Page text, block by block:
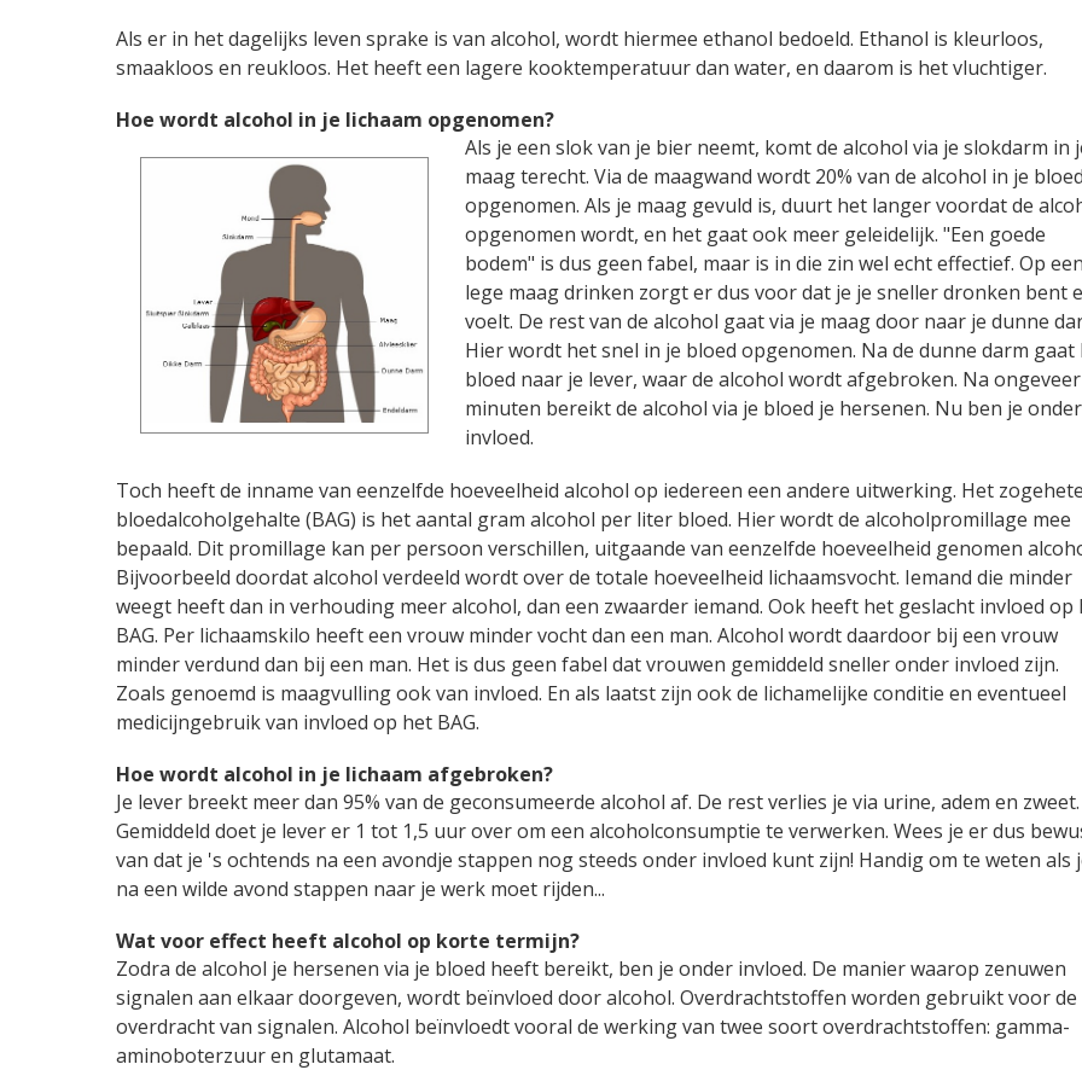
Als er in het dagelijks leven sprake is van alcohol, wordt hiermee ethanol bedoeld. Ethanol is kleurloos,
smaakloos en reukloos. Het heeft een lagere kooktemperatuur dan water, en daarom is het vluchtiger.
Hoe wordt alcohol in je lichaam opgenomen?
Als je een slok van je bier neemt, komt de alcohol via je slokdarm in
maag terecht. Via de maagwand wordt 20% van de alcohol in je bloed
opgenomen. Als je maag gevuld is, duurt het langer voordat de
opgenomen wordt, en het gaat ook meer geleidelijk. "Een goede
bodem" is dus geen fabel, maar is in die zin wel echt effectief. Op een
lege maag drinken zorgt er dus voor dat je je sneller dronken bent
voelt. De rest van de alcohol gaat via je maag door naar je dunne
Hier wordt het snel in je bloed opgenomen. Na de dunne darm gaat
bloed naar je lever, waar de alcohol wordt afgebroken. Na
minuten bereikt de alcohol via je bloed je hersenen. Nu ben je onder
invloed.
Toch heeft de inname van eenzelfde hoeveelheid alcohol op iedereen een andere uitwerking. Het
bloedalcoholgehalte (BAG) is het aantal gram alcohol per liter bloed. Hier wordt de alcoholpromillage mee
bepaald. Dit promillage kan per persoon verschillen, uitgaande van eenzelfde hoeveelheid genomen
Bijvoorbeeld doordat alcohol verdeeld wordt over de totale hoeveelheid lichaamsvocht. Iemand die minder
weegt heeft dan in verhouding meer alcohol, dan een zwaarder iemand. Ook heeft het geslacht invloed op
BAG. Per lichaamskilo heeft een vrouw minder vocht dan een man. Alcohol wordt daardoor bij een vrouw
minder verdund dan bij een man. Het is dus geen fabel dat vrouwen gemiddeld sneller onder invloed zijn.
Zoals genoemd is maagvulling ook van invloed. En als laatst zijn ook de lichamelijke conditie en eventueel
medicijngebruik van invloed op het BAG.
Hoe wordt alcohol in je lichaam afgebroken?
Je lever breekt meer dan 95% van de geconsumeerde alcohol af. De rest verlies je via urine, adem en zweet.
Gemiddeld doet je lever er 1 tot 1,5 uur over om een alcoholconsumptie te verwerken. Wees je er dus
van dat je 's ochtends na een avondje stappen nog steeds onder invloed kunt zijn! Handig om te weten als
na een wilde avond stappen naar je werk moet rijden...
Wat voor effect heeft alcohol op korte termijn?
Zodra de alcohol je hersenen via je bloed heeft bereikt, ben je onder invloed. De manier waarop zenuwen
signalen aan elkaar doorgeven, wordt beïnvloed door alcohol. Overdrachtstoffen worden gebruikt voor de
overdracht van signalen. Alcohol beïnvloedt vooral de werking van twee soort overdrachtstoffen: gamma-
aminoboterzuur en glutamaat.